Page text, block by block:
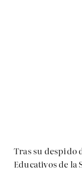
Tras su despido
Educativos de la